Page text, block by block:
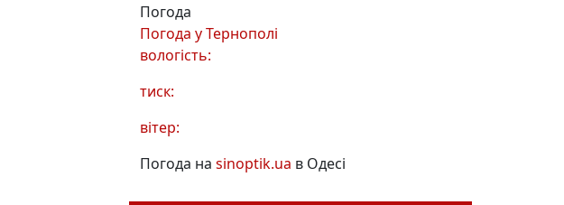
Погода
Погода уТернополі
вологість:
тиск:
вітер:
Погода на sinoptik.ua в Одесі